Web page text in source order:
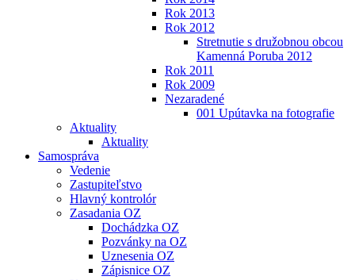
Rok 2013
Rok 2012
Stretnutie s družobnou obcou
Kamenná Poruba 2012
Rok 2011
Rok 2009
Nezaradené
001 Upútavka na fotografie
Aktuality
Aktuality
Samospráva
Vedenie
Zastupiteľstvo
Hlavný kontrolór
Zasadania OZ
Dochádzka OZ
Pozvánky na OZ
Uznesenia OZ
Zápisnice OZ